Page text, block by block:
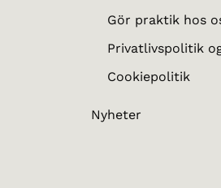
Gör praktik hos
Privatlivspolitik
Cookiepolitik
Nyheter